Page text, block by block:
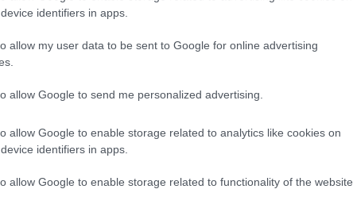
identifiers in apps.
allow my user data to be sent to Google for online advertising
allow Google to send me personalized advertising.
allow Google to enable storage related to analytics like cookies on
identifiers in apps.
allow Google to enable storage related to functionality of the website
amelynek márciusi volumene 11,34 milliárd forint volt.
kihelyezett 21,20 milliárd forinttól.
akár 7 percen belül? Így működik
72 hónapos futamidőre, legalább havi nettó 450